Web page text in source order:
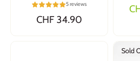
5 reviews
CHF 34.90
Sold